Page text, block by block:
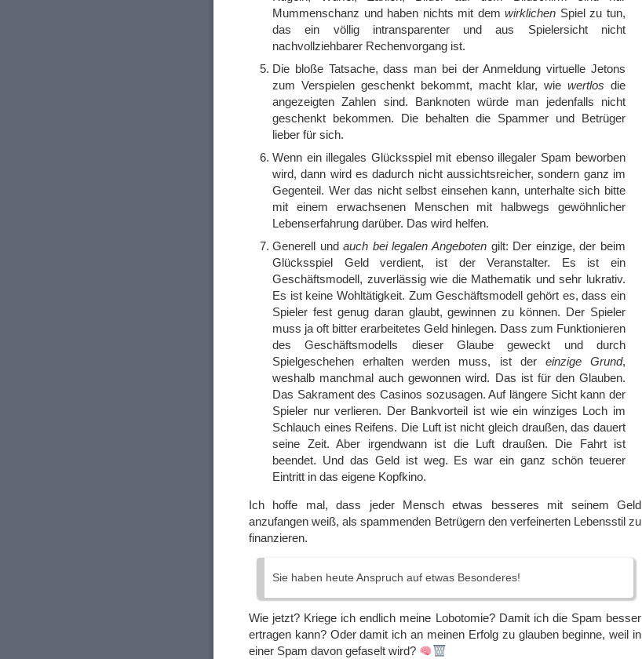
Mummenschanz und haben nichts mit demwirklichen Spiel zu tun,
das ein völlig intransparenter und aus Spielersicht nicht
nachvollziehbarer Rechenvorgang ist.
Die bloße Tatsache, dass man bei der Anmeldung virtuelle Jetons
zum Verspielen geschenkt bekommt, macht klar, wiewertlos die
angezeigten Zahlen sind. Banknoten würde man jedenfalls nicht
geschenkt bekommen. Die behalten die Spammer und Betrüger
lieber für sich.
Wenn ein illegales Glücksspiel mit ebenso illegaler Spam beworben
wird, dann wird es dadurch nicht aussichtsreicher, sondern ganz im
Gegenteil. Wer das nicht selbst einsehen kann, unterhalte sich bitte
mit einem erwachsenen Menschen mit halbwegs gewöhnlicher
Lebenserfahrung darüber. Das wird helfen.
Generell undauch bei legalen Angeboten gilt: Der einzige, der beim
Glücksspiel Geld verdient, ist der Veranstalter. Es ist ein
Geschäftsmodell, zuverlässig wie die Mathematik und sehr lukrativ.
Es ist keine Wohltätigkeit. Zum Geschäftsmodell gehört es, dass ein
Spieler fest genug daran glaubt, gewinnen zu können. Der Spieler
muss ja oft bitter erarbeitetes Geld hinlegen. Dass zum Funktionieren
des Geschäftsmodells dieser Glaube geweckt und durch
Spielgeschehen erhalten werden muss, ist der einzige Grund,
weshalb manchmal auch gewonnen wird. Das ist für den Glauben.
Das Sakrament des Casinos sozusagen. Auf längere Sicht kann der
Spieler nur verlieren. Der Bankvorteil ist wie ein winziges Loch im
Schlauch eines Reifens. Die Luft ist nicht gleich draußen, das dauert
seine Zeit. Aber irgendwann ist die Luft draußen. Die Fahrt ist
beendet. Und das Geld ist weg. Es war ein ganz schön teuerer
Eintritt in das eigene Kopfkino.
Ich hoffe mal, dass jeder Mensch etwas besseres mit seinem Geld
anzufangen weiß, als spammenden Betrügern den verfeinerten Lebensstil zu
finanzieren.
Sie haben heute Anspruch auf etwas Besonderes!
Wie jetzt? Kriege ich endlich meine Lobotomie? Damit ich die Spam besser
ertragen kann? Oder damit ich an meinen Erfolg zu glauben beginne, weil in
einer Spam davon gefaselt wird?